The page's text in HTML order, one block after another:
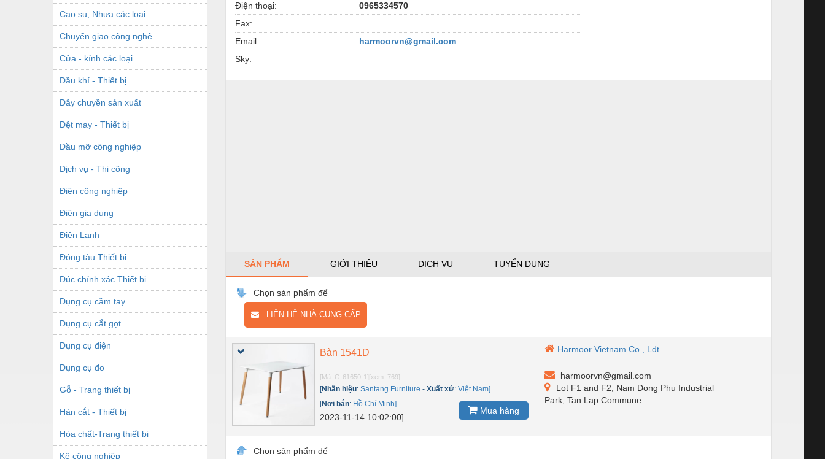
Cao su, Nhựa các loại
Chuyển giao công nghệ
Cửa - kính các loại
Dầu khí - Thiết bị
Dây chuyền sản xuất
Dệt may - Thiết bị
Dầu mỡ công nghiệp
Dịch vụ - Thi công
Điện công nghiệp
Điện gia dụng
Điện Lạnh
Đóng tàu Thiết bị
Đúc chính xác Thiết bị
Dụng cụ cầm tay
Dụng cụ cắt gọt
Dụng cụ điện
Dụng cụ đo
Gỗ - Trang thiết bị
Hàn cắt - Thiết bị
Hóa chất-Trang thiết bị
Kệ công nghiệp
Điện thoại:
0965334570
Fax:
Email:
harmoorvn@gmail.com
Sky:
SẢN PHẨM GIỚI THIỆU DỊCH VỤ TUYỂN DỤNG
Chọn sản phẩm để
LIÊN HỆ NHÀ CUNG CẤP
Bàn 1541D
[Mã: G-61650-1] [xem: 769]
[Nhãn hiệu:Santang Furniture -Xuất xứ:Việt Nam]
[Nơi bán: Hồ Chí Minh]
2023-11-14 10:02:00]
Mua hàng
Harmoor Vietnam Co., Ldt
harmoorvn@gmail.com
Lot F1 and F2, Nam Dong Phu Industrial
Park, Tan Lap Commune
Chọn sản phẩm để